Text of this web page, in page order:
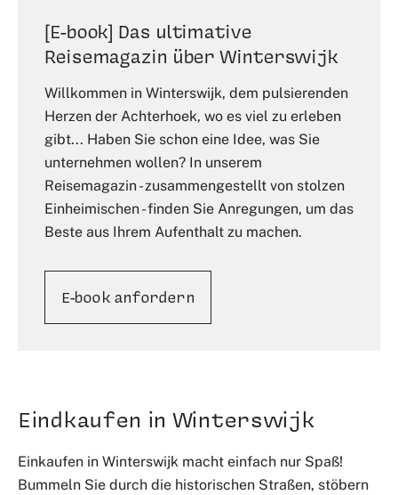
[E-book] Das ultimative
Reisemagazin über Winterswijk
Willkommen in Winterswijk, dem pulsierenden
Herzen der Achterhoek, wo es viel zu erleben
gibt... Haben Sie schon eine Idee, was Sie
unternehmen wollen? In unserem
Reisemagazin - zusammengestellt von stolzen
Einheimischen - finden Sie Anregungen, um das
Beste aus Ihrem Aufenthalt zu machen.
E-book anfordern
Eindkaufen in Winterswijk
Einkaufen in Winterswijk macht einfach nur Spaß!
Bummeln Sie durch die historischen Straßen, stöbern